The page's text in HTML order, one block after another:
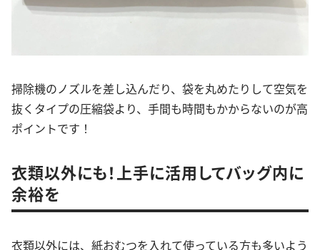
掃除機のノズルを差し込んだり、袋を丸めたりして空気を
抜くタイプの圧縮袋より、手間も時間もかからないのが高
ポイントです！
衣類以外にも！上手に活用してバッグ内に
余裕を
衣類以外には、紙おむつを入れて使っている方も多いよう